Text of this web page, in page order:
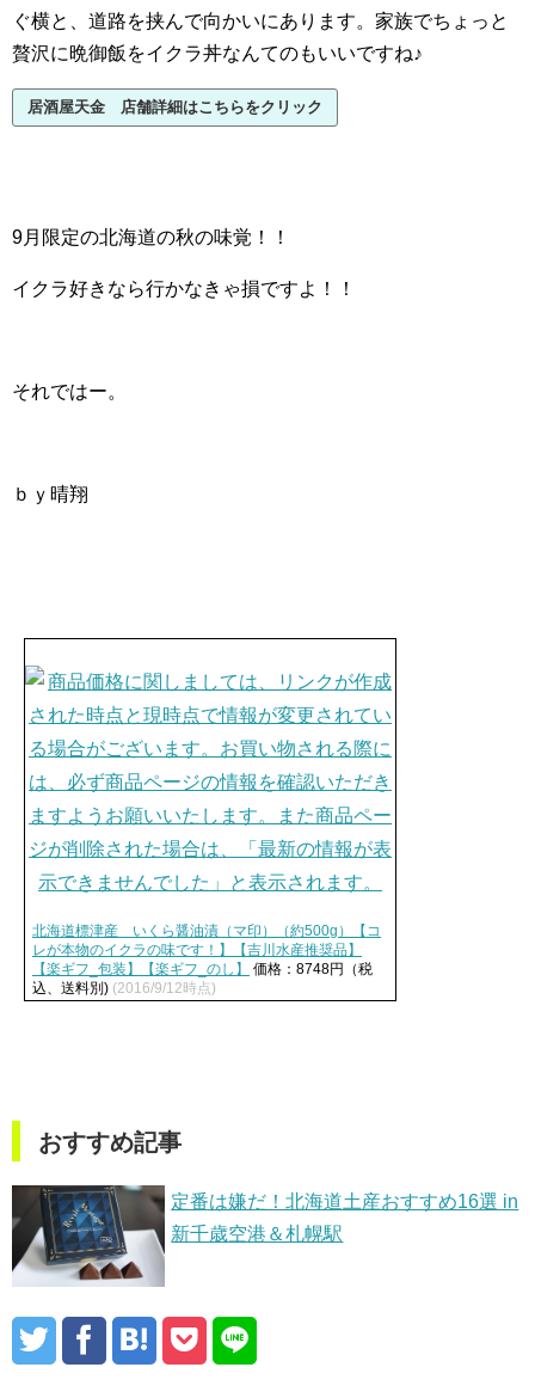
ぐ横と、道路を挟んで向かいにあります。家族でちょっと
贅沢に晩御飯をイクラ丼なんてのもいいですね♪
居酒屋天金 店舗詳細はこちらをクリック
9月限定の北海道の秋の味覚！！
イクラ好きなら行かなきゃ損ですよ！！
それではー。
ｂｙ晴翔
北海道標津産 いくら醤油漬（マ印）（約500g）【コ
レが本物のイクラの味です！】【吉川水産推奨品】
【楽ギフ_包装】【楽ギフ_のし】
価格：8748円（税
込、送料別) (2016/9/12時点)
おすすめ記事
定番は嫌だ！北海道土産おすすめ16選 in
新千歳空港＆札幌駅